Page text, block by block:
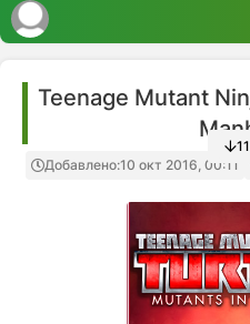
Teenage Mutant
Добавлено:10 окт 2016, 00:11